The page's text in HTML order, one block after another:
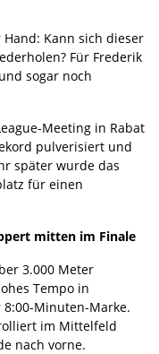
Kann sich dieser
Für Frederik
sogar noch
Meeting in Rabat
pulverisiert und
später wurde das
für einen
mitten im Finale
3.000 Meter
Tempo in
Minuten-Marke.
im Mittelfeld
nach vorne.